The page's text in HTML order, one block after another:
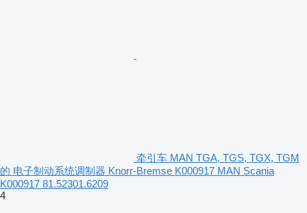
牵引车 MAN TGA, TGS, TGX, TGM
的 电子制动系统调制器 Knorr-Bremse K000917 MAN Scania
K000917 81.52301.6209
4